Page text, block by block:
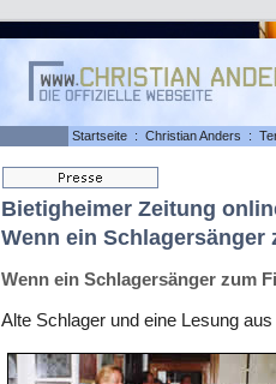
Startseite : Christian Anders :
Bietigheimer Zeitung
Wenn ein
Wenn ein Schlagersänger zum
Alte Schlager und eine Lesung